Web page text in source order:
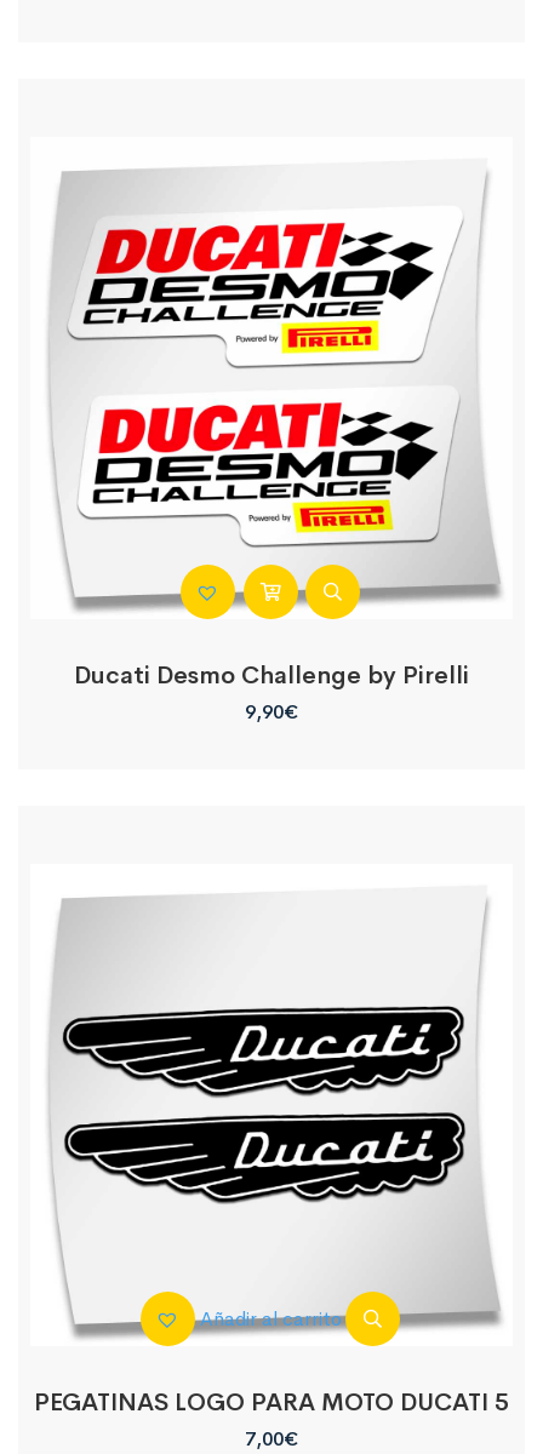
Ducati Desmo Challenge by Pirelli
9,90€
Añadir al carrito
PEGATINAS LOGO PARA MOTO DUCATI 5
7,00€